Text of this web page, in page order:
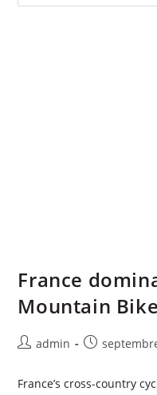
France
Mountain
admin
France’s cross-country